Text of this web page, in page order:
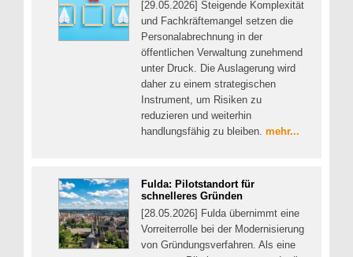
[29.05.2026] Steigende Komplexität
und Fachkräftemangel setzen die
Personalabrechnung in der
öffentlichen Verwaltung zunehmend
unter Druck. Die Auslagerung wird
daher zu einem strategischen
Instrument, um Risiken zu
reduzieren und weiterhin
handlungsfähig zu bleiben. mehr...
Fulda: Pilotstandort für
schnelleres Gründen
[28.05.2026] Fulda übernimmt eine
Vorreiterrolle bei der Modernisierung
von Gründungsverfahren. Als eine